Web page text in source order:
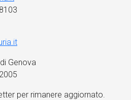
Genova
per rimanere aggiornato.